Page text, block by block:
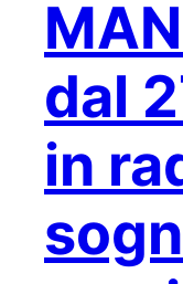
dal
in